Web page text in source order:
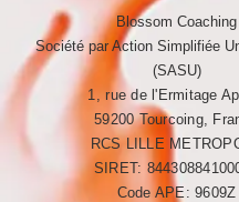
Blossom Coaching
Société par Action Simplifiée
(SASU)
1, rue de l'Ermitage
59200 Tourcoing,
RCS LILLE
SIRET:
Code APE: 9609Z